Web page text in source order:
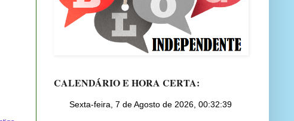
CALENDÁRIO E HORA CERTA: